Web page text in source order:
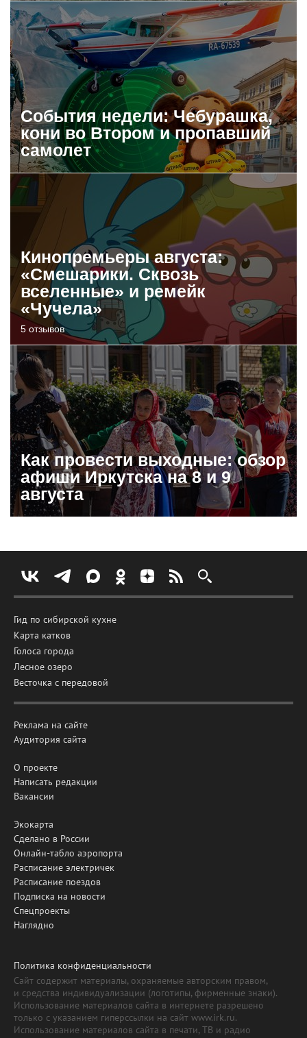
События недели: Чебурашка,
кони во Втором и пропавший
самолет
Кинопремьеры августа:
«Смешарики. Сквозь
вселенные» и ремейк
«Чучела»
5 отзывов
Как провести выходные: обзор
афиши Иркутска на 8 и 9
августа
Гид по сибирской кухне
Карта катков
Голоса города
Лесное озеро
Весточка с передовой
Реклама на сайте
Аудитория сайта
О проекте
Написать редакции
Вакансии
Экокарта
Сделано в России
Онлайн-табло аэропорта
Расписание электричек
Расписание поездов
Подписка на новости
Спецпроекты
Наглядно
Политика конфиденциальности
Сайт содержит материалы, охраняемые авторским правом,
и средства индивидуализации (логотипы, фирменные знаки).
Использование материалов сайта в интернете разрешено
только с указанием гиперссылки на сайт www.irk.ru.
Использование материалов сайта в печати, ТВ и радио